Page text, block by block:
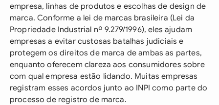
empresa, linhas de produtos e escolhas de design de
marca. Conforme a lei de marcas brasileira (Lei da
Propriedade Industrial nº 9.279/1996), eles ajudam
empresas a evitar custosas batalhas judiciais e
protegem os direitos de marca de ambas as partes,
enquanto oferecem clareza aos consumidores sobre
com qual empresa estão lidando. Muitas empresas
registram esses acordos junto ao INPI como parte do
processo de registro de marca.